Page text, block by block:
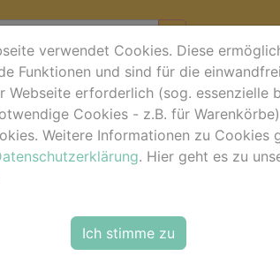
verwendet Cookies. Diese
Funktionen und sind für die
Webseite erforderlich (sog. essenzielle
Cookies - z.B. für
Weitere Informationen zu Cookies
. Hier geht es zu
Ich stimme zu